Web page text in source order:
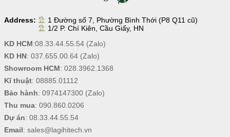
Address:
1 Đường số 7, Phường Bình Thới (P8 Q11 cũ)
1/2 P. Chí Kiên, Cầu Giấy, HN
KD HCM:08.33.44.55.54(Zalo)
KD HN: 037.655.00.64(Zalo)
Showroom HCM: 028.3962.1368
Kĩ thuật: 08885.01112
Bảo hành: 0974147300(Zalo)
Thu mua: 090.860.0206
Dự án: 08.33.44.55.54
Email: sales@lagihitech.vn